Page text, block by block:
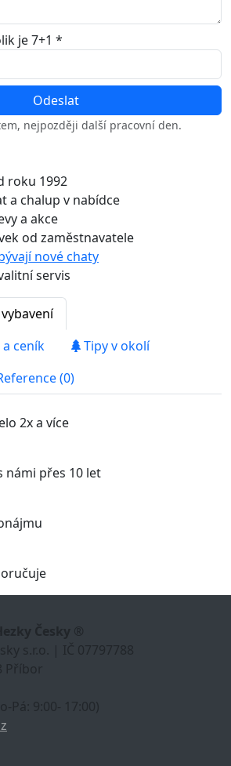
je 7+1 *
nejpozději další pracovní den.
roku 1992
a chalup v nabídce
a akce
od zaměstnavatele
nové chaty
servis
ceník
Tipy v okolí
(0)
2x a více
námi přes 10 let
Česky ®
s.r.o. | IČ 07797788
Příbor
Pá: 9:00- 17:00)